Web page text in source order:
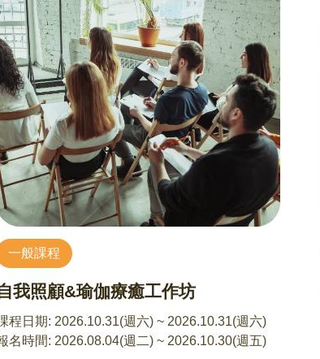
（金瓜石：山城與歲月之旅）因故調整至10月
日舉辦，敬請已報名學員留意相關通知。
23(五) 8:00~17:30 金瓜石：山城與歲月之旅
馬繼康 老師
金礦歷史、山城聚落與礦業遺構，理解臺灣近
產業發展與礦業文化。
6(五) 8:00~17:30 銅鑼秋色之旅
繼康 老師
走入苗栗客庄秋日風景，透過杭菊產業、地方信
與農村文化，感受地方風土魅力。
11(五) 8:00~17:30 羅東林業之旅
馬繼康 老師
從林業發展、木材運輸與空間轉型，認識宜蘭林
文化與城市歷史脈絡。
課堂數：一期八堂，可請假兩堂
程日期：8/6、8/13、8/20、8/27、9/3、9/10、
17、9/24，14:30-16:30
課程費用：2400元
堂費用：350元
具自備(毛筆、墨汁、硯台、九宮格紙)
一般課程
我照顧&瑜伽療癒工作坊
程日期: 2026.10.31(週六) ~ 2026.10.31(週六)
名時間: 2026.08.04(週二) ~ 2026.10.30(週五)